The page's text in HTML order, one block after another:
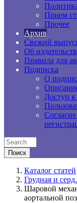
Прием
Прочее
Архив
Свежий
Об
Правила для
Подписка
О
Доступ
Каталог статей
Грудная и
Шаровой
аортальной